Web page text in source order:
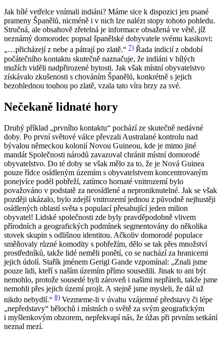
Jak bílé vetřelce vnímali indiáni? Máme sice k dispozici jen psané
prameny Španělů, nicméně i v nich lze nalézt stopy tohoto pohledu.
Stručná, ale obsahově zřetelná je informace obsažená ve větě, jíž
neznámý domorodec popsal španělské dobyvatele svému kasikovi:
„…přicházejí z nebe a pátrají po zlatě.“ 7) Řada indicií z období
počátečního kontaktu skutečně naznačuje, že indiáni v bílých
mužích viděli nadpřirozené bytosti. Jak však místní obyvatelstvo
získávalo zkušenosti s chováním Španělů, konkrétně s jejich
bezohlednou touhou po zlatě, vzala tato víra brzy za své.
Nečekaně lidnaté hory
Druhý příklad „prvního kontaktu“ pochází ze skutečně nedávné
doby. Po první světové válce převzali Australané kontrolu nad
bývalou německou kolonií Novou Guineou, kde je mimo jiné
mandát Společnosti národů zavazoval chránit místní domorodé
obyvatelstvo. Do té doby se však mělo za to, že je Nová Guinea
pouze řídce osídleným územím s obyvatelstvem koncentrovaným
ponejvíce podél pobřeží, zatímco hornaté vnitrozemí bylo
považováno v podstatě za neosídlené a neproniknutelné. Jak se však
později ukázalo, bylo zdejší vnitrozemí jednou z původně nejhustěji
osídlených oblastí světa s populací přesahující jeden milion
obyvatel! Lidské společnosti zde byly pravděpodobně vlivem
přírodních a geografických podmínek segmentovány do několika
stovek skupin s odlišnou identitou. Ačkoliv domorodé populace
směňovaly různé komodity s pobřežím, dělo se tak přes množství
prostředníků, takže lidé neměli ponětí, co se nachází za hranicemi
jejich údolí. Stařík jménem Gerigl Gande vzpomínal: „Znali jsme
pouze lidi, kteří s naším územím přímo sousedili. Jinak to ani být
nemohlo, protože sousedé byli zároveň i našimi nepřáteli, takže jsme
nemohli přes jejich území projít. A stejně jsme mysleli, že dál už
nikdo nebydlí.“ 8) Vezmeme-li v úvahu vzájemné představy či lépe
„nepředstavy“ bělochů i místních o světě za svým geografickým
i myšlenkovým obzorem, nepřekvapí nás, že úžas při prvním setkání
neznal mezí.